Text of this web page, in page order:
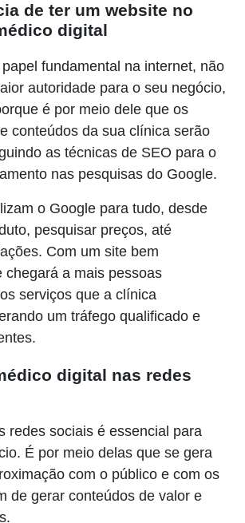
de ter um website no
digital
fundamental na internet, não
autoridade para o seu negócio,
é por meio dele que os
conteúdos da sua clínica serão
as técnicas de SEO para o
nas pesquisas do Google.
o Google para tudo, desde
pesquisar preços, até
Com um site bem
chegará a mais pessoas
serviços que a clínica
um tráfego qualificado e
digital nas redes
redes sociais é essencial para
É por meio delas que se gera
com o público e com os
de gerar conteúdos de valor e